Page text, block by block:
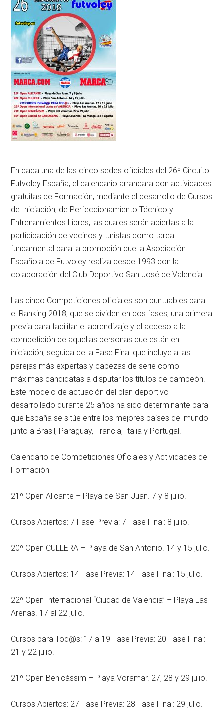
En cada una de las cinco sedes oficiales del 26º Circuito
Futvoley España, el calendario arrancara con actividades
gratuitas de Formación, mediante el desarrollo de Cursos
de Iniciación, de Perfeccionamiento Técnico y
Entrenamientos Libres, las cuales serán abiertas a la
participación de vecinos y turistas como tarea
fundamental para la promoción que la Asociación
Española de Futvoley realiza desde 1993 con la
colaboración del Club Deportivo San José de Valencia.
Las cinco Competiciones oficiales son puntuables para
el Ranking 2018, que se dividen en dos fases, una primera
previa para facilitar el aprendizaje y el acceso a la
competición de aquellas personas que están en
iniciación, seguida de la Fase Final que incluye a las
parejas más expertas y cabezas de serie como
máximas candidatas a disputar los títulos de campeón.
Este modelo de actuación del plan deportivo
desarrollado durante 25 años ha sido determinante para
que España se sitúe entre los mejores países del mundo
junto a Brasil, Paraguay, Francia, Italia y Portugal.
Calendario de Competiciones Oficiales y Actividades de
Formación
21º Open Alicante – Playa de San Juan. 7 y 8 julio.
Cursos Abiertos: 7 Fase Previa: 7 Fase Final: 8 julio.
20º Open CULLERA – Playa de San Antonio. 14 y 15 julio.
Cursos Abiertos: 14 Fase Previa: 14 Fase Final: 15 julio.
22º Open Internacional “Ciudad de Valencia” – Playa Las
Arenas. 17 al 22 julio.
Cursos para Tod@s: 17 a 19 Fase Previa: 20 Fase Final:
21 y 22 julio.
21º Open Benicàssim – Playa Voramar. 27, 28 y 29 julio.
Cursos Abiertos: 27 Fase Previa: 28 Fase Final: 29 julio.